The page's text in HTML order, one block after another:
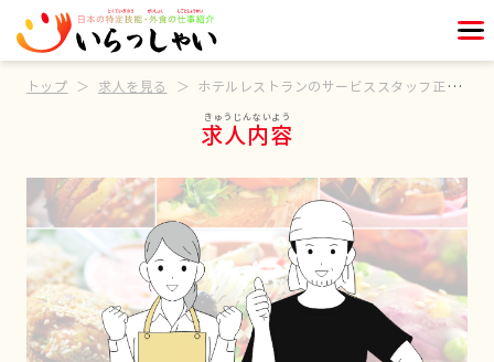
トップ 求人を見る ホテルレストランのサービススタッフ正社員募集
求人内容